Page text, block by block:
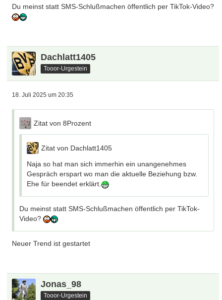
Du meinst statt SMS-Schlußmachen öffentlich per TikTok-Video?
Dachlatt1405
Tooor-Urgestein
18. Juli 2025 um 20:35
Zitat von 8Prozent
Zitat von Dachlatt1405
Naja so hat man sich immerhin ein unangenehmes
Gespräch erspart wo man die aktuelle Beziehung bzw.
Ehe für beendet erklärt.
Du meinst statt SMS-Schlußmachen öffentlich per TikTok-
Video?
Neuer Trend ist gestartet
Jonas_98
Tooor-Urgestein